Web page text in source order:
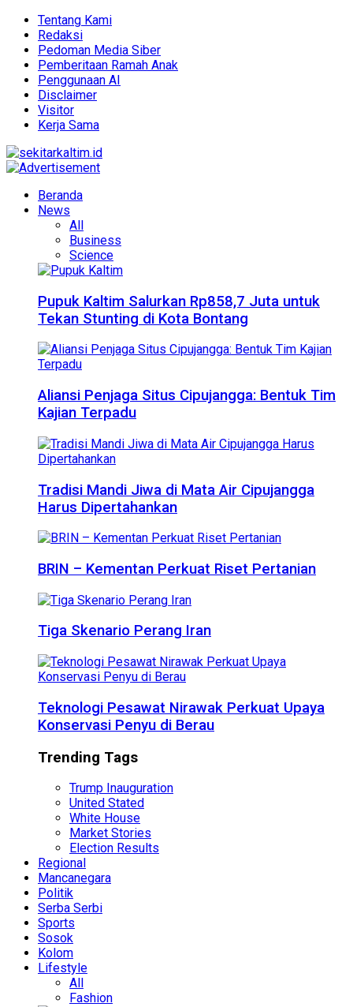
Tentang Kami
Redaksi
Pedoman Media Siber
Pemberitaan Ramah Anak
Penggunaan AI
Disclaimer
Visitor
Kerja Sama
Beranda
News
All
Business
Science
Pupuk Kaltim Salurkan Rp858,7 Juta untuk
Tekan Stunting di Kota Bontang
Aliansi Penjaga Situs Cipujangga: Bentuk Tim
Kajian Terpadu
Tradisi Mandi Jiwa di Mata Air Cipujangga
Harus Dipertahankan
BRIN – Kementan Perkuat Riset Pertanian
Tiga Skenario Perang Iran
Teknologi Pesawat Nirawak Perkuat Upaya
Konservasi Penyu di Berau
Trending Tags
Trump Inauguration
United Stated
White House
Market Stories
Election Results
Regional
Mancanegara
Politik
Serba Serbi
Sports
Sosok
Kolom
Lifestyle
All
Fashion